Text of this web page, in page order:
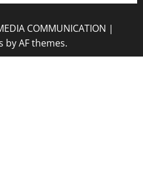
COMMUNICATION |
by AF themes.